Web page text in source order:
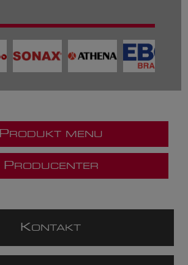
P RODUKT MENU
P RODUCENTER
KONTAKT